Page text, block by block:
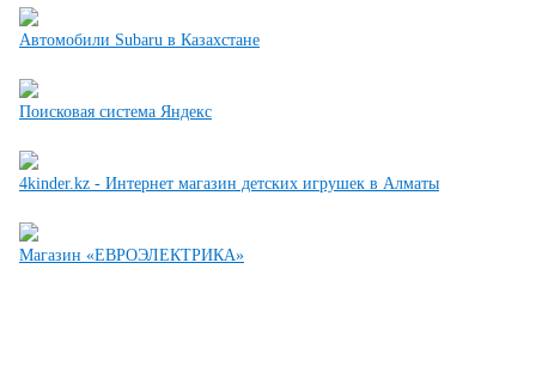
Автомобили Subaru в Казахстане
Поисковая система Яндекс
4kinder.kz - Интернет магазин детских игрушек в Алматы
Магазин «ЕВРОЭЛЕКТРИКА»